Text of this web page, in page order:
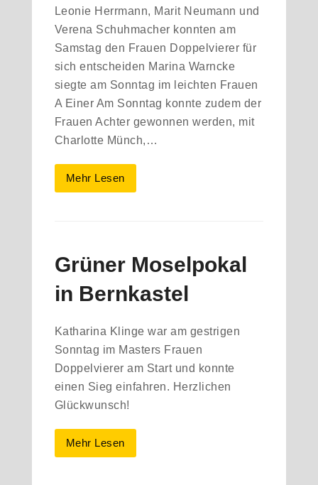
Leonie Herrmann, Marit Neumann und
Verena Schuhmacher konnten am
Samstag den Frauen Doppelvierer für
sich entscheiden Marina Warncke
siegte am Sonntag im leichten Frauen
A Einer Am Sonntag konnte zudem der
Frauen Achter gewonnen werden, mit
Charlotte Münch,…
Mehr Lesen
Grüner Moselpokal
in Bernkastel
Katharina Klinge war am gestrigen
Sonntag im Masters Frauen
Doppelvierer am Start und konnte
einen Sieg einfahren. Herzlichen
Glückwunsch!
Mehr Lesen